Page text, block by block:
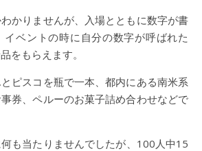
かりませんが、入場とともに数字が書
イベントの時に自分の数字が呼ばれた
をもらえます。
ピスコを瓶で一本、都内にある南米系
券、ペルーのお菓子詰め合わせなどで
も当たりませんでしたが、100人中15